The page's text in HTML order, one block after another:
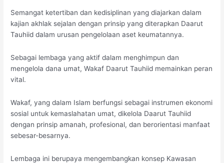
Semangat ketertiban dan kedisiplinan yang diajarkan dalam
kajian akhlak sejalan dengan prinsip yang diterapkan Daarut
Tauhiid dalam urusan pengelolaan aset keumatannya.
Sebagai lembaga yang aktif dalam menghimpun dan
mengelola dana umat, Wakaf Daarut Tauhiid memainkan peran
vital.
Wakaf, yang dalam Islam berfungsi sebagai instrumen ekonomi
sosial untuk kemaslahatan umat, dikelola Daarut Tauhiid
dengan prinsip amanah, profesional, dan berorientasi manfaat
sebesar-besarnya.
Lembaga ini berupaya mengembangkan konsep Kawasan